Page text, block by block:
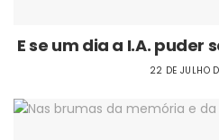
E se um dia a I.A.
22 DE JULHO